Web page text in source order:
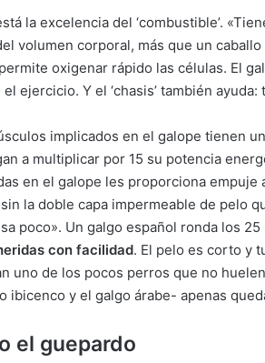
la excelencia del ‘combustible’.
volumen corporal, más que un
oxigenar rápido las células. El
ejercicio. Y el ‘chasis’ también
implicados en el galope tienen
a multiplicar por 15 su potencia
en el galope les proporciona
la doble capa impermeable de pelo
poco». Un galgo español ronda los
con facilidad. El pelo es corto y
uno de los pocos perros que no
ibicenco y el galgo árabe- apenas
el guepardo